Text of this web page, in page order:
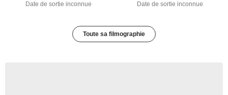
Date de sortie inconnue Date de sortie inconnue
Toute sa filmographie